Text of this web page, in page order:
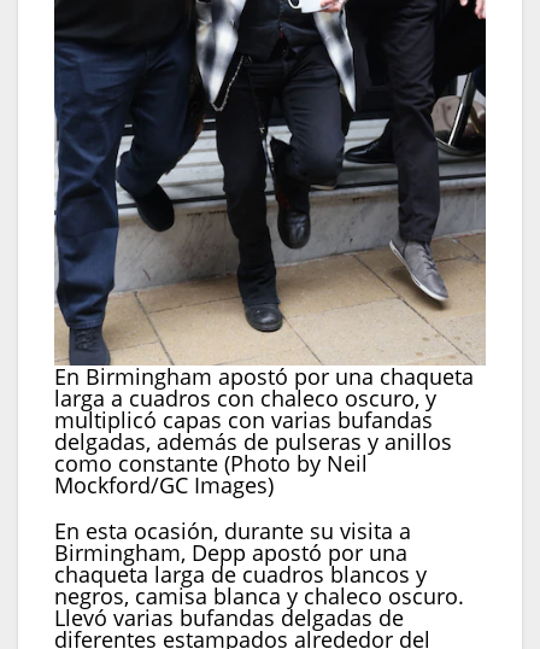
En Birmingham apostó por una chaqueta
larga a cuadros con chaleco oscuro, y
multiplicó capas con varias bufandas
delgadas, además de pulseras y anillos
como constante (Photo by Neil
Mockford/GC Images)
En esta ocasión, durante su visita a
Birmingham, Depp apostó por una
chaqueta larga de cuadros blancos y
negros, camisa blanca y chaleco oscuro.
Llevó varias bufandas delgadas de
diferentes estampados alrededor del